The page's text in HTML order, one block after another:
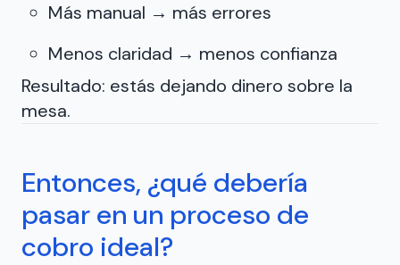
Más manual → más errores
Menos claridad → menos confianza
Resultado: estás dejando dinero sobre la
mesa.
Entonces, ¿qué debería
pasar en un proceso de
cobro ideal?